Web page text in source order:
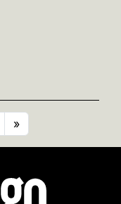
»